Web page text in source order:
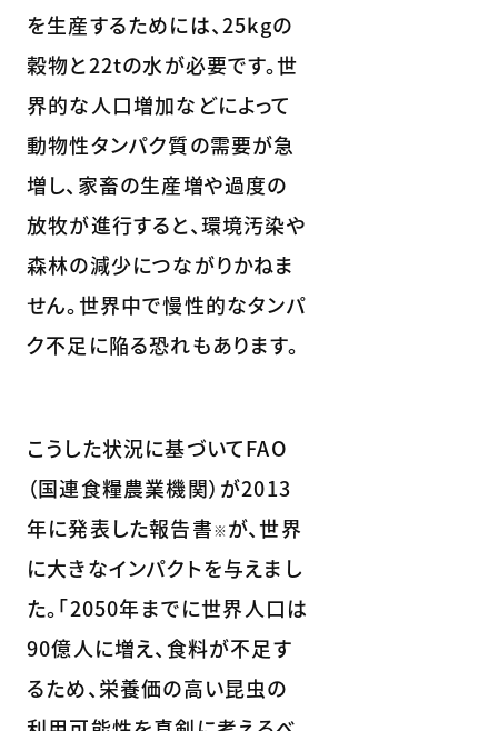
を生産するためには、25kgの
穀物と22tの水が必要です。世
界的な人口増加などによって
動物性タンパク質の需要が急
増し、家畜の生産増や過度の
放牧が進行すると、環境汚染や
森林の減少につながりかねま
せん。世界中で慢性的なタンパ
ク不足に陥る恐れもあります。
こうした状況に基づいてFAO
（国連食糧農業機関）が2013
年に発表した報告書※が、世界
に大きなインパクトを与えまし
た。「2050年までに世界人口は
90億人に増え、食料が不足す
るため、栄養価の高い昆虫の